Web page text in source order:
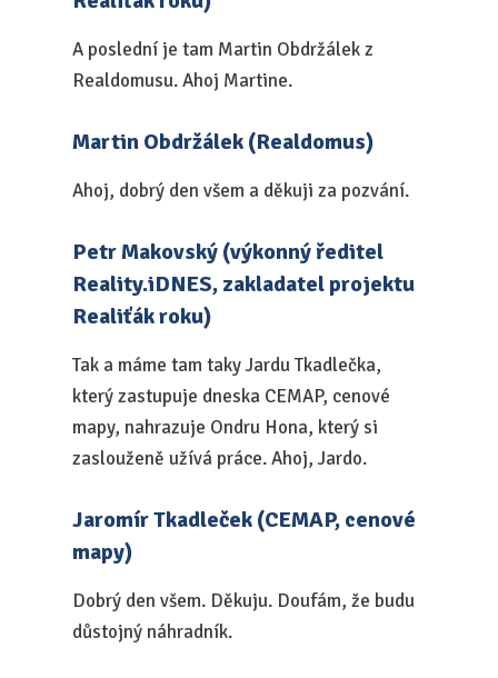
A poslední je tam Martin Obdržálek z
Realdomusu. Ahoj Martine.
Martin Obdržálek (Realdomus)
Ahoj, dobrý den všem a děkuji za pozvání.
Petr Makovský (výkonný ředitel
Reality.iDNES, zakladatel projektu
Realiťák roku)
Tak a máme tam taky Jardu Tkadlečka,
který zastupuje dneska CEMAP, cenové
mapy, nahrazuje Ondru Hona, který si
zaslouženě užívá práce. Ahoj, Jardo.
Jaromír Tkadleček (CEMAP, cenové
mapy)
Dobrý den všem. Děkuju. Doufám, že budu
důstojný náhradník.